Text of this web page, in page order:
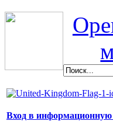
Вход в информационную